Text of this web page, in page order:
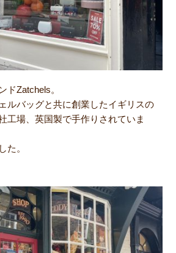
ドZatchels。
ルバッグと共に創業したイギリスの
工場、英国製で手作りされていま
た。